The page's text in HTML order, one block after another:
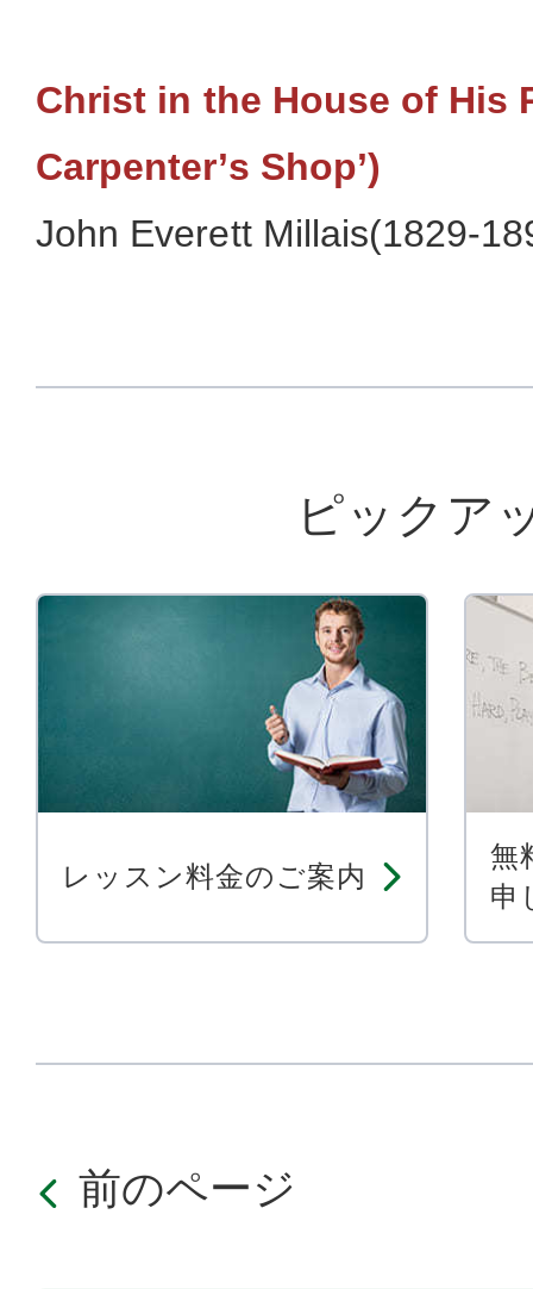
Christ in the House of His
Carpenter’s Shop’)
John Everett Millais(1829-
ピックア
レッスン料金のご案内
無
申
前のページ